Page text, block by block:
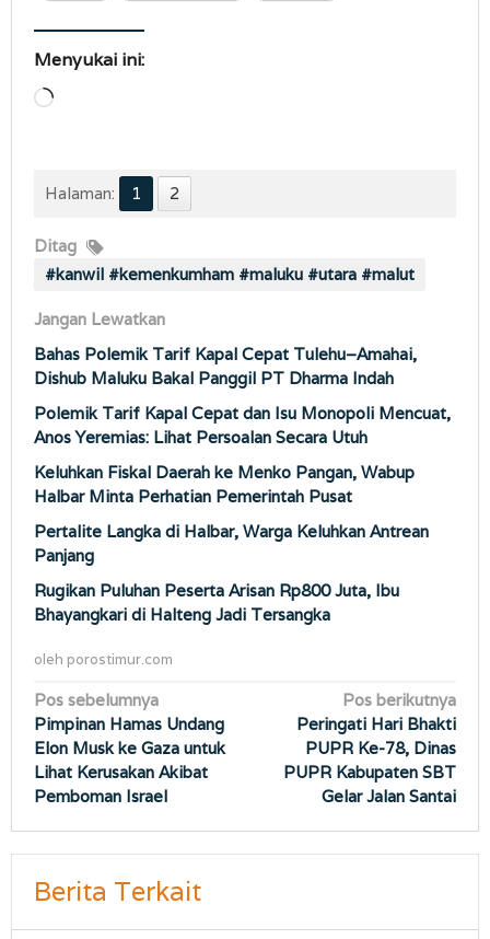
Menyukai ini:
Memuat...
Halaman: 1 2
Ditag
#kanwil #kemenkumham #maluku #utara #malut
Jangan Lewatkan
Bahas Polemik Tarif Kapal Cepat Tulehu–Amahai,
Dishub Maluku Bakal Panggil PT Dharma Indah
Polemik Tarif Kapal Cepat dan Isu Monopoli Mencuat,
Anos Yeremias: Lihat Persoalan Secara Utuh
Keluhkan Fiskal Daerah ke Menko Pangan, Wabup
Halbar Minta Perhatian Pemerintah Pusat
Pertalite Langka di Halbar, Warga Keluhkan Antrean
Panjang
Rugikan Puluhan Peserta Arisan Rp800 Juta, Ibu
Bhayangkari di Halteng Jadi Tersangka
oleh porostimur.com
Navigasi
pos
Pos sebelumnya
Pimpinan Hamas Undang
Elon Musk ke Gaza untuk
Lihat Kerusakan Akibat
Pemboman Israel
Pos berikutnya
Peringati Hari Bhakti
PUPR Ke-78, Dinas
PUPR Kabupaten SBT
Gelar Jalan Santai
Berita Terkait